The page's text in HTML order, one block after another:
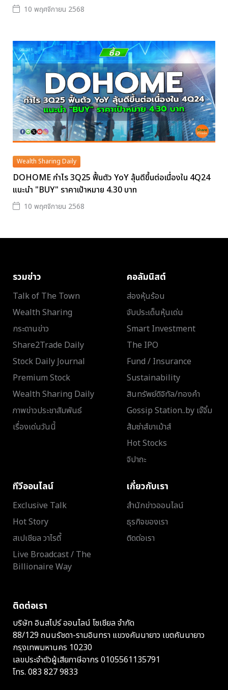
10 พฤศจิกายน 2568
Wealth Sharing Daily
DOHOME กำไร 3Q25 ฟื้นตัว YoY ลุ้นดีขึ้นต่อเนื่องใน 4Q24
แนะนำ "BUY" ราคาเป้าหมาย 4.30 บาท
10 พฤศจิกายน 2568
รวมข่าว
Talk of The Town
Wealth Sharing
กระดานข่าว
Share2Trade Daily
Stock Daily Journal
Premium Stock
Wealth Sharing Daily
ภาพข่าวประชาสัมพันธ์
เรื่องเด่นวันนี้
คอลัมนิสต์
ส่องหุ้นร้อน
จับประเด็นหุ้นเด่น
Smart Investment
The IPO
Fund / Insurance
Sustainability
สินทรัพย์ดิจิทัล/ทองคำ
Gossip Station..by เจ๊จิ๋ม
ส้มซ่าส์ขาเม้าส์
Hot Stocks
จิปาถะ
ทีวีออนไลน์
Exclusive Talk
Hot Story
สเปเชียล วาไรตี้
Live Broadcast / The
Billionaire Way
เกี่ยวกับเรา
สำนักข่าวออนไลน์
ธุรกิจของเรา
ติดต่อเรา
ติดต่อเรา
บริษัท อินสไปร์ ออนไลน์ โซเชียล จำกัด
88/129 ถนนรัชดา-รามอินทรา แขวงคันนายาว เขตคันนายาว
กรุงเทพมหานคร 10230
เลขประจำตัวผู้เสียภาษีอากร 0105561135791
โทร. 083 827 9833